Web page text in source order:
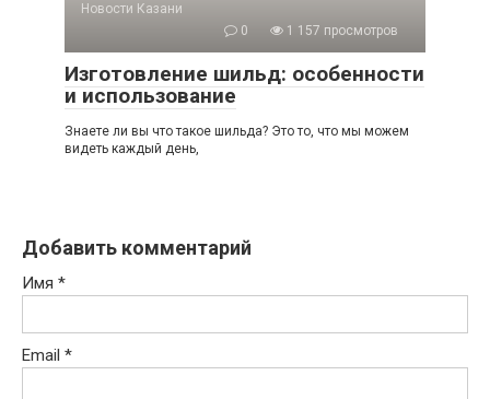
Новости Казани
0
1 157 просмотров
Изготовление шильд: особенности
и использование
Знаете ли вы что такое шильда? Это то, что мы можем
видеть каждый день,
Добавить комментарий
Имя *
Email *